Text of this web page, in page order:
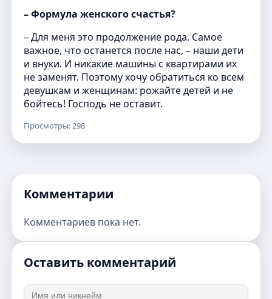
– Формула женского счастья?
– Для меня это продолжение рода. Самое
важное, что останется после нас, – наши дети
и внуки. И никакие машины с квартирами их
не заменят. Поэтому хочу обратиться ко всем
девушкам и женщинам: рожайте детей и не
бойтесь! Господь не оставит.
Просмотры: 298
Комментарии
Комментариев пока нет.
Оставить комментарий